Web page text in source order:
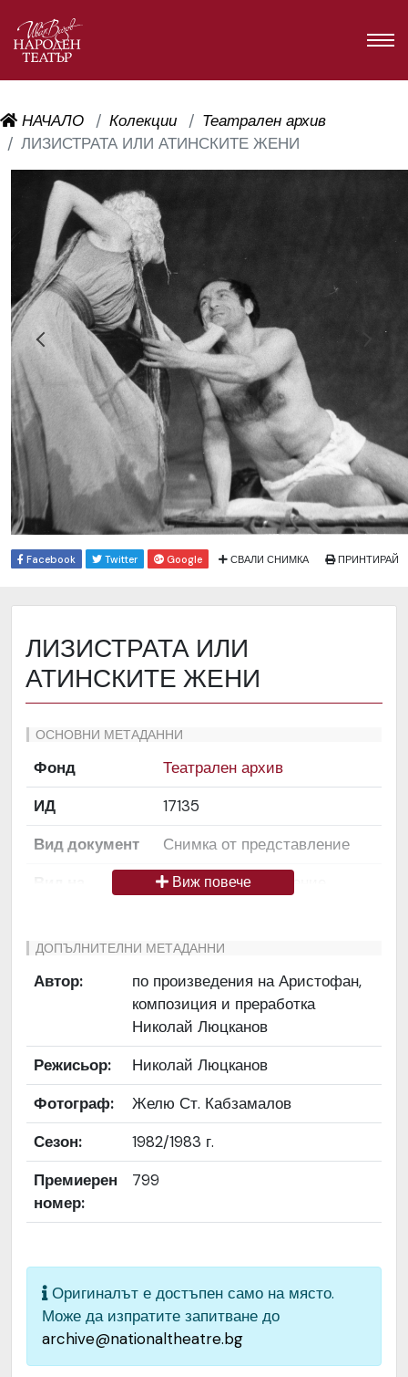
НАЧАЛО Колекции
Театрален архив
ЛИЗИСТРАТА ИЛИ АТИНСКИТЕ ЖЕНИ
Facebook Twitter Google СВАЛИ СНИМКА ПРИНТИРАЙ
ЛИЗИСТРАТА ИЛИ
АТИНСКИТЕ ЖЕНИ
ОСНОВНИ МЕТАДАННИ
Фонд
Театрален архив
ИД
17135
Вид документ
Снимка от представление
Снимка / изображение
Език на
Български
Да се цитира източник:
„Художествен архив НТ
„Иван Вазов“
Предоставяща
страна
България
Качество на
изображението
Средно
Институция
Виж повече
ДОПЪЛНИТЕЛНИ МЕТАДАННИ
Автор:
по произведения на Аристофан,
композиция и преработка
Николай Люцканов
Режисьор:
Николай Люцканов
Фотограф:
Желю Ст. Кабзамалов
Сезон:
1982/1983 г.
Премиерен
номер:
799
Оригиналът е достъпен само на място.
Може да изпратите запитване до
archive@nationaltheatre.bg